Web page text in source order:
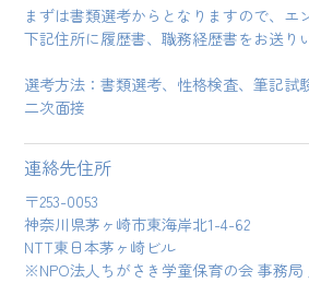
まずは書類選考からとなりますので、エ
下記住所に履歴書、職務経歴書をお送り
選考方法：書類選考、性格検査、筆記試
二次面接
連絡先住所
〒253-0053
神奈川県茅ヶ崎市東海岸北1-4-62
NTT東日本茅ヶ崎ビル
※NPO法人ちがさき学童保育の会 事務局